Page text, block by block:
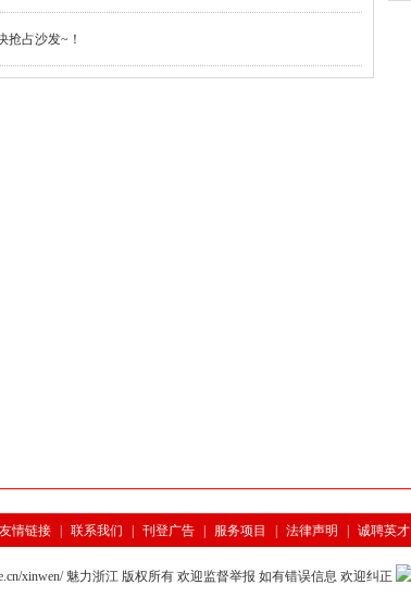
抢占沙发~！
友情链接 联系我们 刊登广告 服务项目 法律声明 诚聘英才
xinwen/ 魅力浙江 版权所有 欢迎监督举报 如有错误信息 欢迎纠正